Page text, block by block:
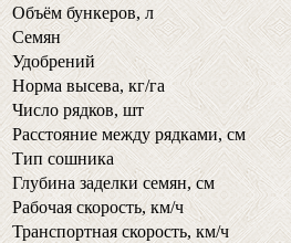
Объём бункеров, л
Семян
Удобрений
Норма высева, кг/га
Число рядков, шт
Расстояние между рядками, см
Тип сошника
Глубина заделки семян, см
Рабочая скорость, км/ч
Транспортная скорость, км/ч